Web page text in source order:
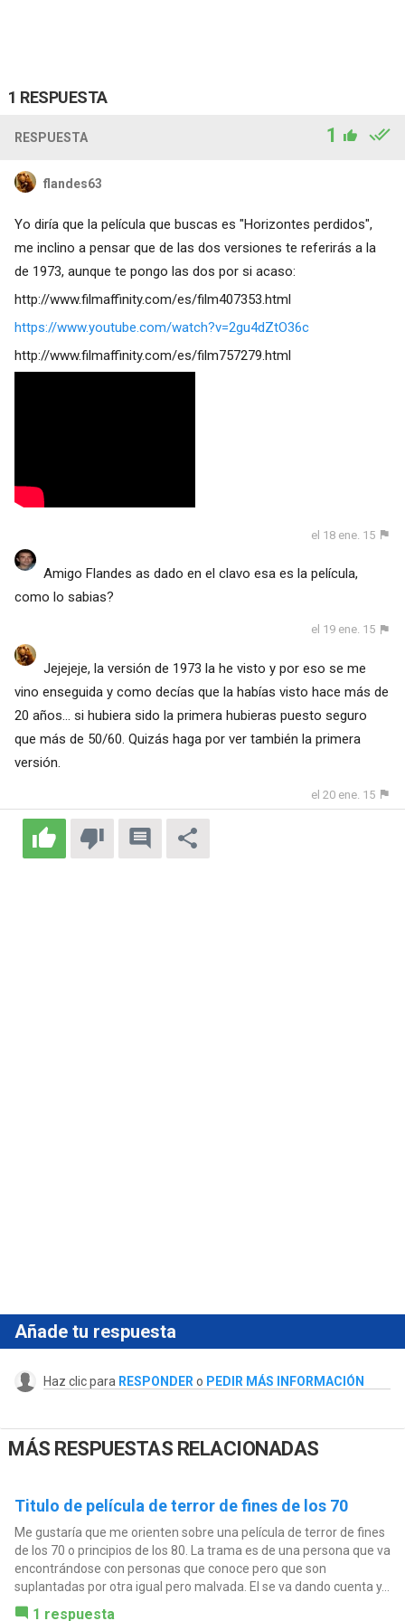
1 RESPUESTA
RESPUESTA 1
flandes63
Yo diría que la película que buscas es "Horizontes perdidos",
me inclino a pensar que de las dos versiones te referirás a la
de 1973, aunque te pongo las dos por si acaso:
http://www.filmaffinity.com/es/film407353.html
https://www.youtube.com/watch?v=2gu4dZtO36c
http://www.filmaffinity.com/es/film757279.html
el 18 ene. 15
Amigo Flandes as dado en el clavo esa es la película,
como lo sabias?
el 19 ene. 15
Jejejeje, la versión de 1973 la he visto y por eso se me
vino enseguida y como decías que la habías visto hace más de
20 años... si hubiera sido la primera hubieras puesto seguro
que más de 50/60. Quizás haga por ver también la primera
versión.
el 20 ene. 15
Añade tu respuesta
Haz clic para RESPONDER o PEDIR MÁS INFORMACIÓN
MÁS RESPUESTAS RELACIONADAS
Titulo de película de terror de fines de los 70
Me gustaría que me orienten sobre una película de terror de fines
de los 70 o principios de los 80. La trama es de una persona que va
encontrándose con personas que conoce pero que son
suplantadas por otra igual pero malvada. El se va dando cuenta y...
1 respuesta